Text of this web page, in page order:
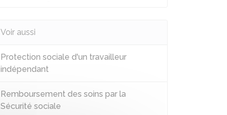
Voir aussi
Protection sociale d'un travailleur
indépendant
Remboursement des soins par la
Sécurité sociale